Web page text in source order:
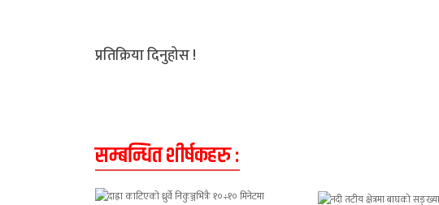
प्रतिक्रिया दिनुहोस !
सम्बन्धित शीर्षकहरु :